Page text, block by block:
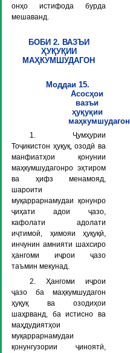
онҳо истифода бурда
мешаванд.
БОБИ 2. ВАЗЪИ
ҲУҚУҚИИ
МАҲКУМШУДАГОН
Моддаи 15.
Асосҳои
вазъи
ҳуқуқии
маҳкумшудагон
1. Ҷумҳурии
Тоҷикистон ҳуқуқ, озодӣ ва
манфиатҳои қонунии
маҳкумшудагонро эҳтиром
ва ҳифз менамояд,
шароити
муқаррарнамудаи қонунро
ҷиҳати адои ҷазо,
кафолати адолати
иҷтимоӣ, ҳимояи ҳуқуқӣ,
инчунин амнияти шахсиро
ҳангоми иҷрои ҷазо
таъмин мекунад.
2. Ҳангоми иҷрои
ҷазо ба маҳкумшудагон
ҳуқуқ ва озодиҳои
шаҳрванд, ба истисно ва
маҳдудиятҳои
муқаррарнамудаи
қонунгузории ҷиноятӣ,